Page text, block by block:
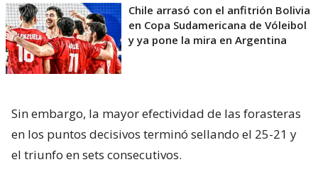
Chile arrasó con el anfitrión Bolivia
en Copa Sudamericana de Vóleibol
y ya pone la mira en Argentina
Sin embargo, la mayor efectividad de las forasteras
en los puntos decisivos terminó sellando el 25-21 y
el triunfo en sets consecutivos.